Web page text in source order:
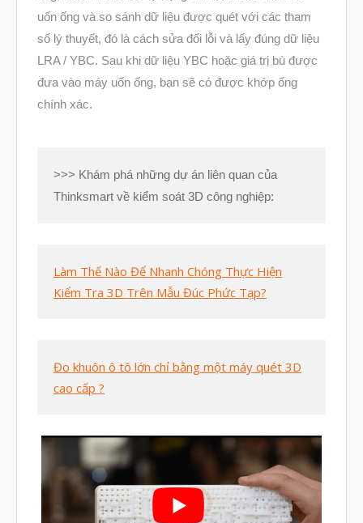
Tháng Tám 2021
Tháng Bảy 2021
Tháng Sáu 2021
Tháng Một 2021
Tháng Mười 2020
Tháng Chín 2020
Tháng Sáu 2020
Tháng Ba 2020
Tháng Hai 2020
Tháng Một 2020
uốn ống và so sánh dữ liệu được quét với các tham
số lý thuyết, đó là cách sửa đổi lỗi và lấy đúng dữ liệu
LRA / YBC. Sau khi dữ liệu YBC hoặc giá trị bù được
đưa vào máy uốn ống, bạn sẽ có được khớp ống
chính xác.
>>> Khám phá những dự án liên quan của
Thinksmart về kiểm soát 3D công nghiệp:
Làm Thế Nào Để Nhanh Chóng Thực Hiện
Kiểm Tra 3D Trên Mẫu Đúc Phức Tạp?
Đo khuôn ô tô lớn chỉ bằng một máy quét 3D
cao cấp ?